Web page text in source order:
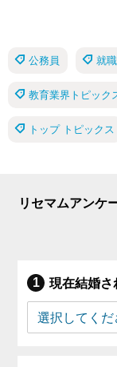
公務員 就職
教育業界トピック
トップ トピックス
リセマムアンケ
現在結婚さ